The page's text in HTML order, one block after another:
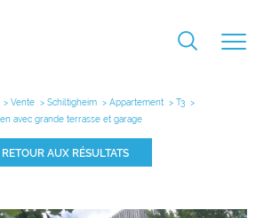
Vente Schiltigheim Appartement
T3
avec grande terrasse et garage
RETOUR AUX RÉSULTATS